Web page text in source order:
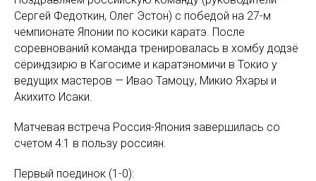
Сергей Федоткин, Олег Эстон) с победой на 27-м
чемпионате Японии по косики каратэ. После
соревнований команда тренировалась в хомбу додзё
сёриндзирю в Кагосиме и каратэномичи в Токио у
ведущих мастеров — Ивао Тамоцу, Микио Яхары и
Акихито Исаки.
Матчевая встреча Россия-Япония завершилась со
счетом 4:1 в пользу россиян.
Первый поединок (1-0):